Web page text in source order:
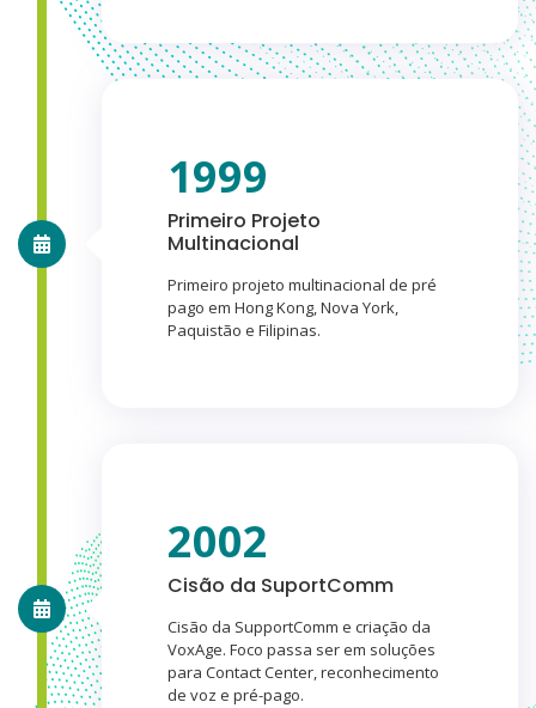
1999
Primeiro Projeto
Multinacional
Primeiro projeto multinacional de pré
pago em Hong Kong, Nova York,
Paquistão e Filipinas.
2002
Cisão da SuportComm
Cisão da SupportComm e criação da
VoxAge. Foco passa ser em soluções
para Contact Center, reconhecimento
de voz e pré-pago.